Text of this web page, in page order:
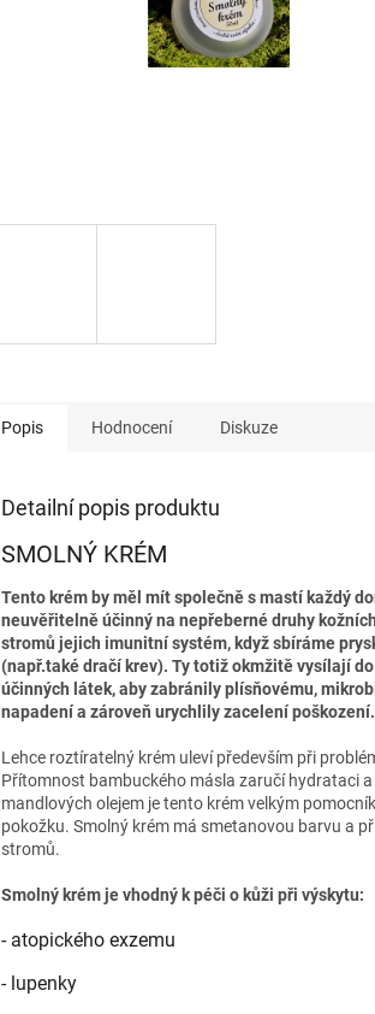
Popis Hodnocení Diskuze
Detailní popis produktu
SMOLNÝ KRÉM
Tento krém by měl mít společně s mastí každý
neuvěřitelně účinný na nepřeberné druhy
stromů jejich imunitní systém, když sbíráme
(např.také dračí krev). Ty totiž okmžitě vysílají
účinných látek, aby zabránily plísňovému,
napadení a zároveň urychlily zacelení poškození.
Lehce roztíratelný krém uleví především při
Přítomnost bambuckého másla zaručí hydrataci
mandlových olejem je tento krém velkým
pokožku. Smolný krém má smetanovou barvu a
stromů.
Smolný krém je vhodný k péči o kůži při výskytu:
- atopického exzemu
- lupenky